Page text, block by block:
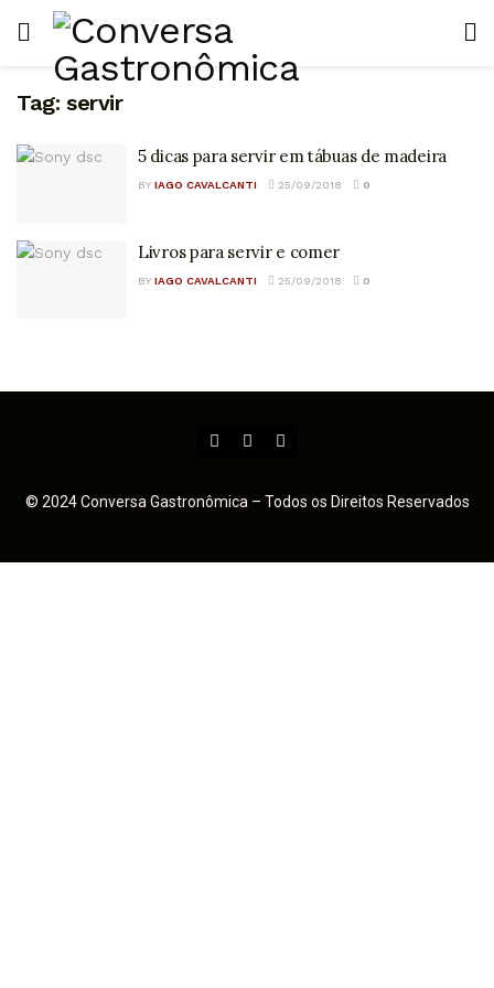
Tag: servir
5 dicas para servir em tábuas de madeira
BY IAGO CAVALCANTI 25/09/2018 0
Livros para servir e comer
BY IAGO CAVALCANTI 25/09/2018 0
© 2024 Conversa Gastronômica – Todos os Direitos Reservados